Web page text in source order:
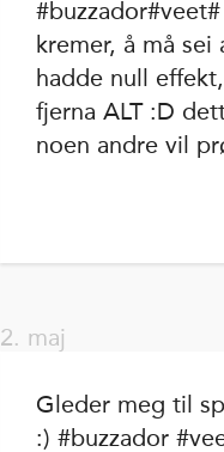
kremer, å må
hadde null
fjerna ALT :D
noen andre vil
2. maj
Gleder meg til
:) #buzzador